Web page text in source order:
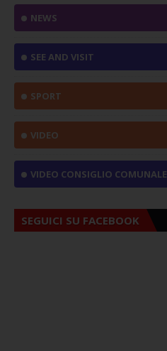
NEWS
SEE AND VISIT
SPORT
VIDEO
VIDEO CONSIGLIO COMUNALE
SEGUICI SU FACEBOOK